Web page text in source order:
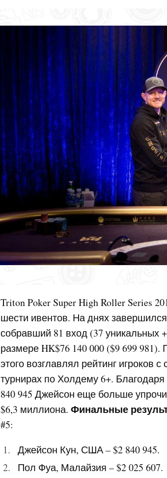
Triton Poker Super High Roller Series
шести ивентов. На днях завершился
собравший 81 вход (37 уникальных
размере HK$76 140 000 ($9 699
этого возглавлял рейтинг
турнирах по Холдему 6+.
840 945 Джейсон еще больше
$6,3 миллиона. Финальные
#5:
Джейсон Кун, США – $2 840 945.
Пол Фуа, Малайзия – $2 025 607.